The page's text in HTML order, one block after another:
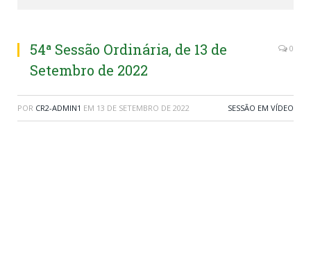
54ª Sessão Ordinária, de 13 de
Setembro de 2022
0
POR CR2-ADMIN1 EM 13 DE SETEMBRO DE 2022 SESSÃO EM VÍDEO